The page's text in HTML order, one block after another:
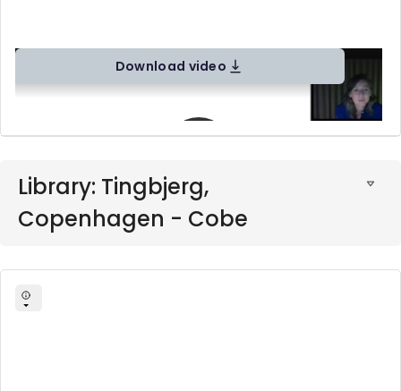
Download video
Library: Tingbjerg,
Copenhagen - Cobe